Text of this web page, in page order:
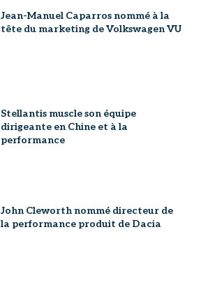
Jean-Manuel Caparros nommé à la
tête du marketing de Volkswagen VU
Stellantis muscle son équipe
dirigeante en Chine et à la
performance
John Cleworth nommé directeur de
la performance produit de Dacia